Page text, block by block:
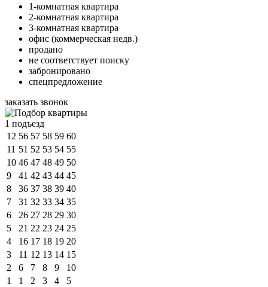
1-комнатная квартира
2-комнатная квартира
3-комнатная квартира
офис (коммерческая недв.)
продано
не соответствует поиску
забронировано
спецпредложение
заказать звонок
1 подъезд
12 56 57 58 59 60
11 51 52 53 54 55
10 46 47 48 49 50
9
41 42 43 44 45
8
36 37 38 39 40
7
31 32 33 34 35
6
26 27 28 29 30
5
21 22 23 24 25
4
16 17 18 19 20
3
11 12 13 14 15
2
6 7 8 9
10
1
1 2 3 4
5